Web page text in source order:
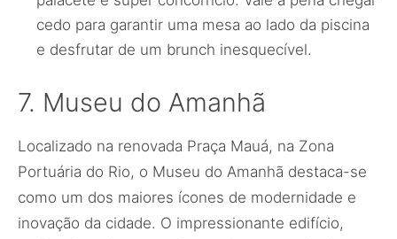
cedo para garantir uma mesa ao lado da piscina
e desfrutar de um brunch inesquecível.
7. Museu do Amanhã
Localizado na renovada Praça Mauá, na Zona
Portuária do Rio, o Museu do Amanhã destaca-se
como um dos maiores ícones de modernidade e
inovação da cidade. O impressionante edifício,